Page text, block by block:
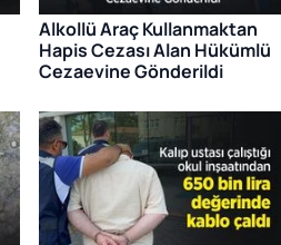
Alkollü Araç Kullanmaktan
Hapis Cezası Alan Hükümlü
Cezaevine Gönderildi